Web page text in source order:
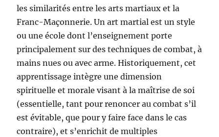
les similarités entre les arts martiaux et la
Franc-Maçonnerie. Un art martial est un style
ou une école dont l’enseignement porte
principalement sur des techniques de combat, à
mains nues ou avec arme. Historiquement, cet
apprentissage intègre une dimension
spirituelle et morale visant à la maîtrise de soi
(essentielle, tant pour renoncer au combat s’il
est évitable, que pour y faire face dans le cas
contraire), et s’enrichit de multiples